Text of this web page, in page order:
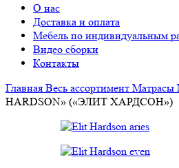
О нас
Доставка и оплата
Мебель по индивидуальным
Видео сборки
Контакты
Главная Весь ассортимент Матрасы
HARDSON» («ЭЛИТ ХАРДСОН»)